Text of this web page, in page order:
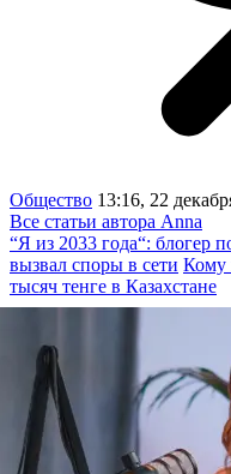
Общество 13:16, 22
Все статьи автора Anna
“Я из 2033 года“: блогер
вызвал споры в сети Кому
тысяч тенге в Казахстане